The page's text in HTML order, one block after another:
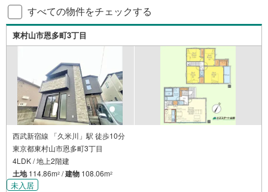
すべての物件をチェックする
東村山市恩多町3丁目
西武新宿線 「久米川」駅 徒歩10分
東京都東村山市恩多町3丁目
4LDK / 地上2階建
土地114.86m2 /建物 108.06m2
未入居